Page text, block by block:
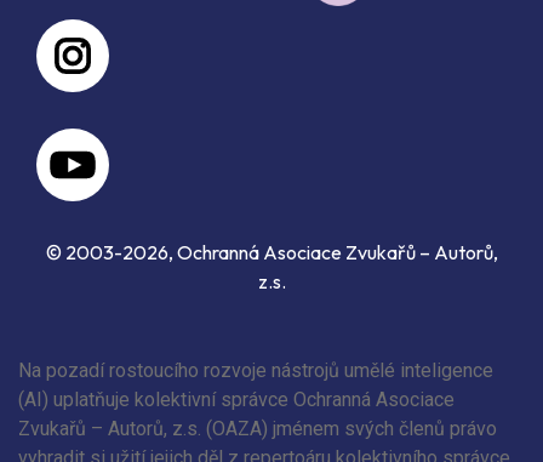
© 2003-2026, Ochranná Asociace Zvukařů – Autorů,
z.s.
Na pozadí rostoucího rozvoje nástrojů umělé inteligence
(AI) uplatňuje kolektivní správce Ochranná Asociace
Zvukařů – Autorů, z.s. (OAZA) jménem svých členů právo